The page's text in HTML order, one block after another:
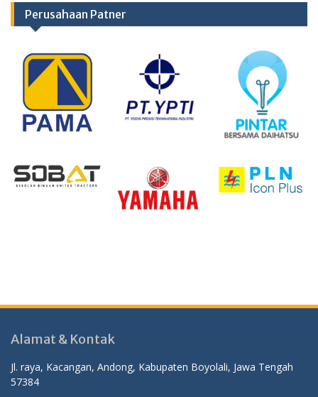
Perusahaan Patner
Alamat & Kontak
Jl. raya, Kacangan, Andong, Kabupaten Boyolali, Jawa Tengah
57384